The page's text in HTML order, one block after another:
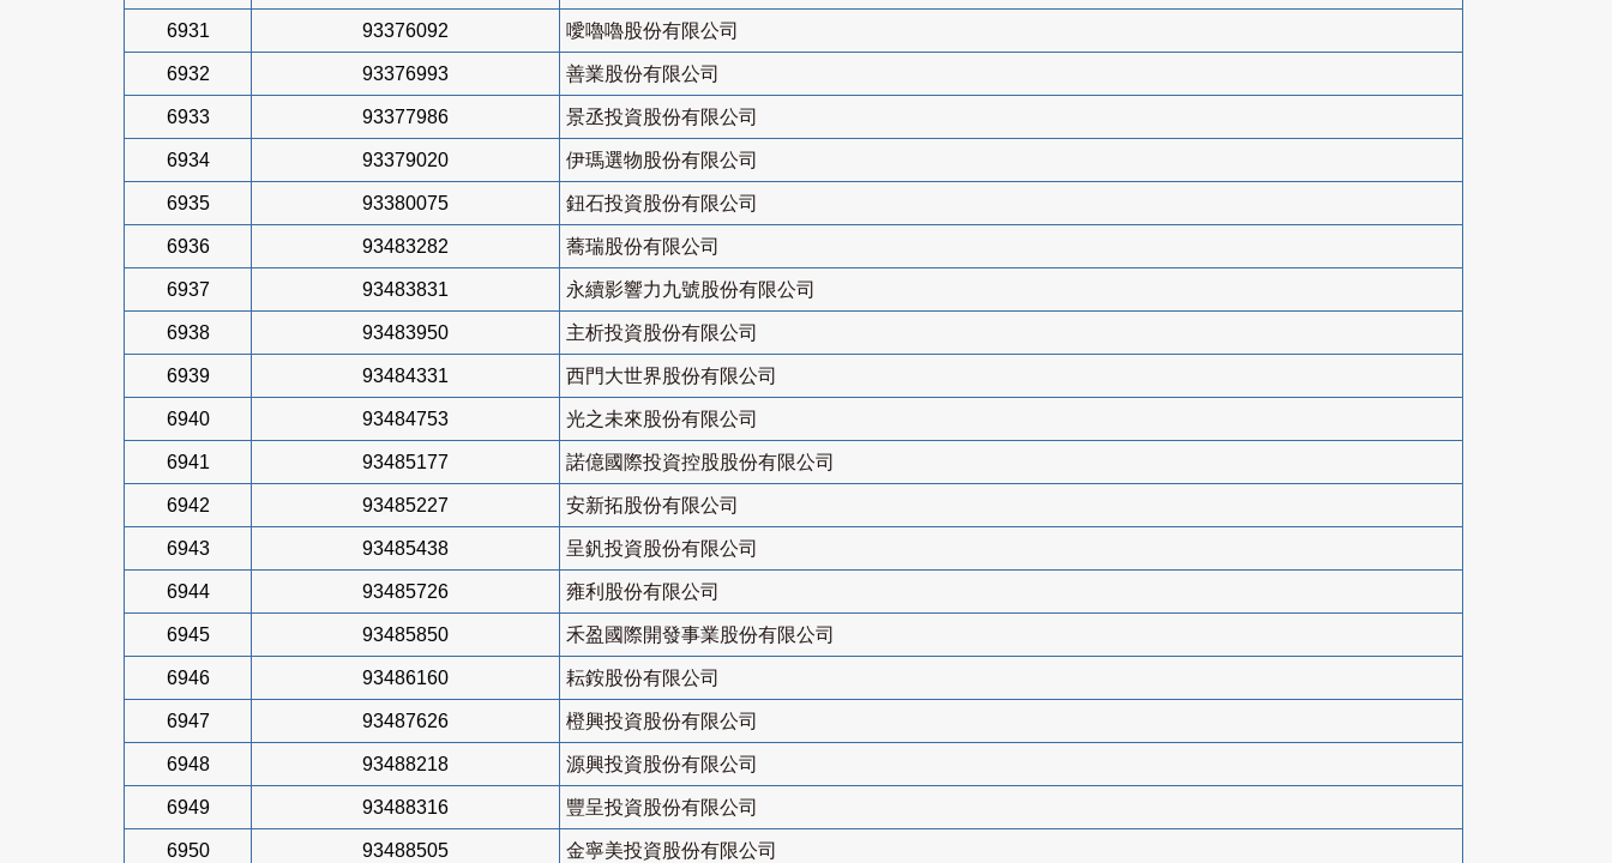
6931 93376092 噯嚕嚕股份有限公司
6932 93376993 善業股份有限公司
6933 93377986 景丞投資股份有限公司
6934 93379020 伊瑪選物股份有限公司
6935 93380075 鈕石投資股份有限公司
6936 93483282 蕎瑞股份有限公司
6937 93483831 永續影響力九號股份有限公司
6938 93483950 主析投資股份有限公司
6939 93484331 西門大世界股份有限公司
6940 93484753 光之未來股份有限公司
6941 93485177 諾億國際投資控股股份有限公司
6942 93485227 安新拓股份有限公司
6943 93485438 呈釩投資股份有限公司
6944 93485726 雍利股份有限公司
6945 93485850 禾盈國際開發事業股份有限公司
6946 93486160 耘銨股份有限公司
6947 93487626 橙興投資股份有限公司
6948 93488218 源興投資股份有限公司
6949 93488316 豐呈投資股份有限公司
6950 93488505 金寧美投資股份有限公司